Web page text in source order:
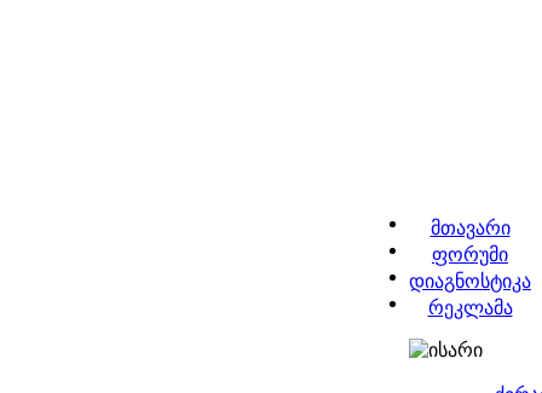
მთავარი
ფორუმი
დიაგნოსტიკა
რეკლამა